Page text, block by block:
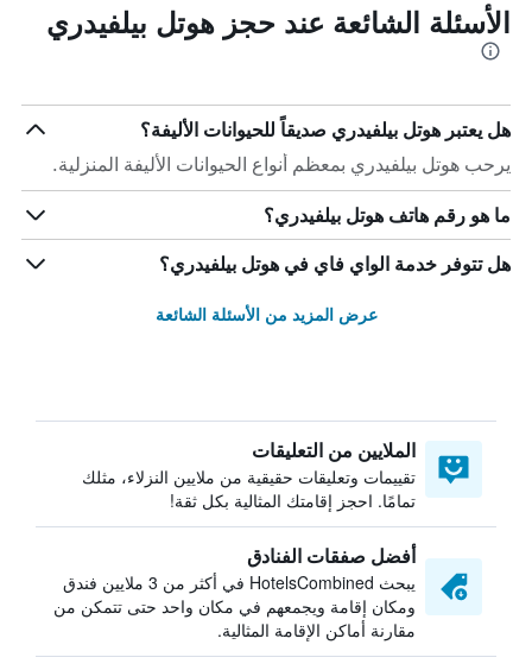
الأسئلة الشائعة عند حجز هوتل بيلفيدري
هل يعتبر هوتل بيلفيدري صديقاً للحيوانات الأليفة؟
يرحب هوتل بيلفيدري بمعظم أنواع الحيوانات الأليفة المنزلية.
ما هو رقم هاتف هوتل بيلفيدري؟
هل تتوفر خدمة الواي فاي في هوتل بيلفيدري؟
عرض المزيد من الأسئلة الشائعة
الملايين من التعليقات
تقييمات وتعليقات حقيقية من ملايين النزلاء، مثلك
تمامًا. احجز إقامتك المثالية بكل ثقة!
أفضل صفقات الفنادق
يبحث HotelsCombined في أكثر من 3 ملايين فندق
ومكان إقامة ويجمعهم في مكان واحد حتى تتمكن من
مقارنة أماكن الإقامة المثالية.